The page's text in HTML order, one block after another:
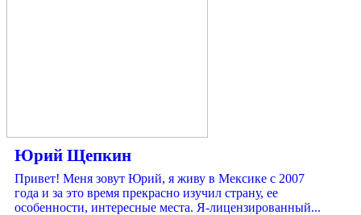
Юрий Щепкин
Привет! Меня зовут Юрий, я живу в Мексике с 2007
года и за это время прекрасно изучил страну, ее
особенности, интересные места. Я-лицензированный...